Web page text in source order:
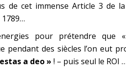
de cet immense Article 3 de
1789…
pour prétendre que
pendant des siècles l’on eut
a deo » ! – puis seul le ROI